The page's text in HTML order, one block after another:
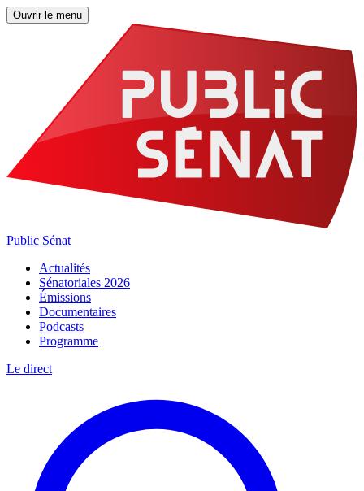
Ouvrir le menu
Public Sénat
Actualités
Sénatoriales 2026
Émissions
Documentaires
Podcasts
Programme
Le direct